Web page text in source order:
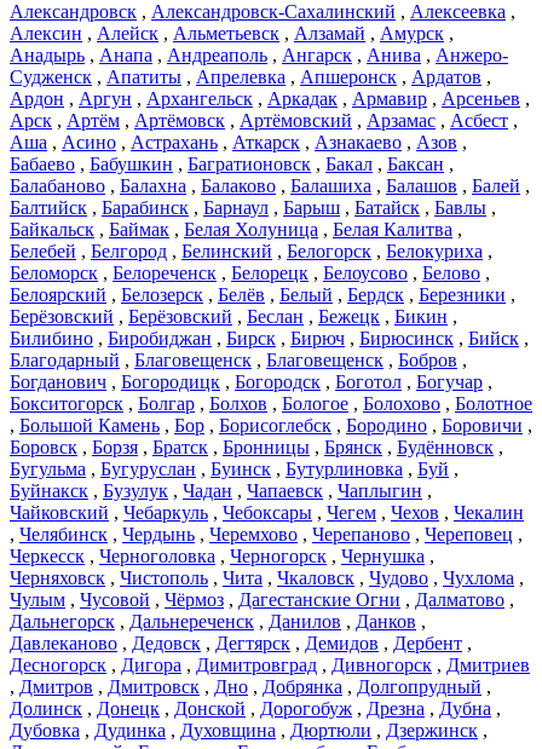
Александровск , Александровск-Сахалинский , Алексеевка ,
Алексин , Алейск , Альметьевск , Алзамай , Амурск ,
Анадырь , Анапа , Андреаполь , Ангарск , Анива , Анжеро-
Судженск , Апатиты , Апрелевка , Апшеронск , Ардатов ,
Ардон , Аргун , Архангельск , Аркадак , Армавир , Арсеньев ,
Арск , Артём , Артёмовск , Артёмовский , Арзамас , Асбест ,
Аша , Асино , Астрахань , Аткарск , Азнакаево , Азов ,
Бабаево , Бабушкин , Багратионовск , Бакал , Баксан ,
Балабаново , Балахна , Балаково , Балашиха , Балашов , Балей ,
Балтийск , Барабинск , Барнаул , Барыш , Батайск , Бавлы ,
Байкальск , Баймак , Белая Холуница , Белая Калитва ,
Белебей , Белгород , Белинский , Белогорск , Белокуриха ,
Беломорск , Белореченск , Белорецк , Белоусово , Белово ,
Белоярский , Белозерск , Белёв , Белый , Бердск , Березники ,
Берёзовский , Берёзовский , Беслан , Бежецк , Бикин ,
Билибино , Биробиджан , Бирск , Бирюч , Бирюсинск , Бийск ,
Благодарный , Благовещенск , Благовещенск , Бобров ,
Богданович , Богородицк , Богородск , Боготол , Богучар ,
Бокситогорск , Болгар , Болхов , Бологое , Болохово , Болотное
, Большой Камень , Бор , Борисоглебск , Бородино , Боровичи ,
Боровск , Борзя , Братск , Бронницы , Брянск , Будённовск ,
Бугульма , Бугуруслан , Буинск , Бутурлиновка , Буй ,
Буйнакск , Бузулук , Чадан , Чапаевск , Чаплыгин ,
Чайковский , Чебаркуль , Чебоксары , Чегем , Чехов , Чекалин
, Челябинск , Чердынь , Черемхово , Черепаново , Череповец ,
Черкесск , Черноголовка , Черногорск , Чернушка ,
Черняховск , Чистополь , Чита , Чкаловск , Чудово , Чухлома ,
Чулым , Чусовой , Чёрмоз , Дагестанские Огни , Далматово ,
Дальнегорск , Дальнереченск , Данилов , Данков ,
Давлеканово , Дедовск , Дегтярск , Демидов , Дербент ,
Десногорск , Дигора , Димитровград , Дивногорск , Дмитриев
, Дмитров , Дмитровск , Дно , Добрянка , Долгопрудный ,
Долинск , Донецк , Донской , Дорогобуж , Дрезна , Дубна ,
Дубовка , Дудинка , Духовщина , Дюртюли , Дзержинск ,